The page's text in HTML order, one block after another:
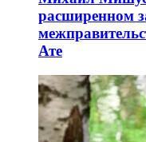
расширенном
Ате